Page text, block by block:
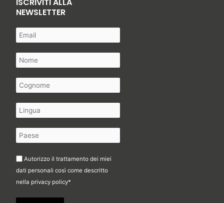
NEWSLETTER
Autorizzo il trattamento dei miei
dati personali così come descritto
nella privacy policy*